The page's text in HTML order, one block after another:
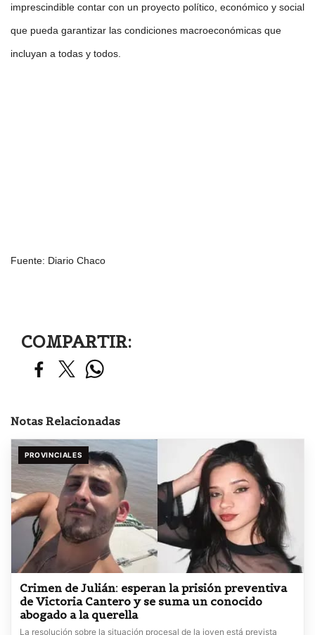
imprescindible contar con un proyecto político, económico y social
que pueda garantizar las condiciones macroeconómicas que
incluyan a todas y todos.
Fuente: Diario Chaco
COMPARTIR:
Notas Relacionadas
PROVINCIALES
Crimen de Julián: esperan la prisión preventiva
de Victoria Cantero y se suma un conocido
abogado a la querella
La resolución sobre la situación procesal de la joven está prevista